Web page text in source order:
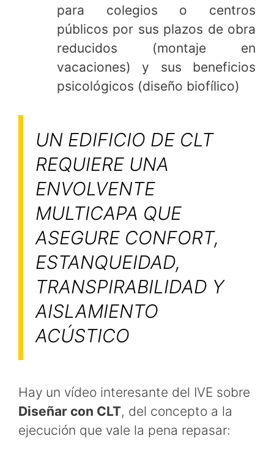
para colegios o centros
públicos por sus plazos de obra
reducidos (montaje en
vacaciones) y sus beneficios
psicológicos (diseño biofílico)
UN EDIFICIO DE CLT
REQUIERE UNA
ENVOLVENTE
MULTICAPA QUE
ASEGURE CONFORT,
ESTANQUEIDAD,
TRANSPIRABILIDAD Y
AISLAMIENTO
ACÚSTICO
Hay un vídeo interesante del IVE sobre
Diseñar con CLT, del concepto a la
ejecución que vale la pena repasar: